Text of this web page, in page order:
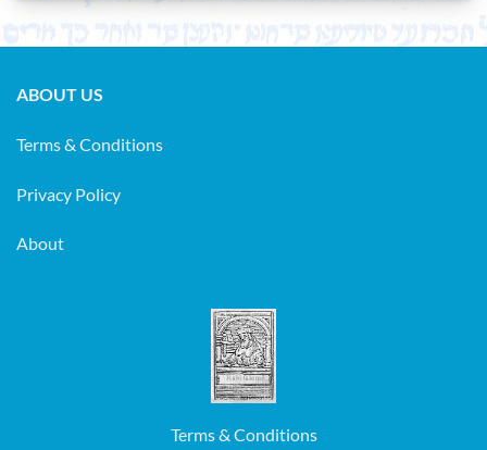
ABOUT US
Terms & Conditions
Privacy Policy
About
Terms & Conditions